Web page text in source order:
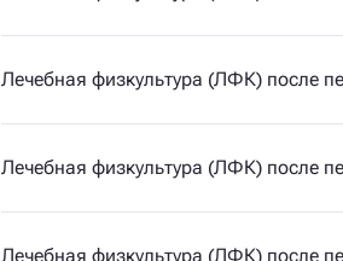
Лечебная физкультура (ЛФК) после
Лечебная физкультура (ЛФК) после
Лечебная физкультура (ЛФК) после